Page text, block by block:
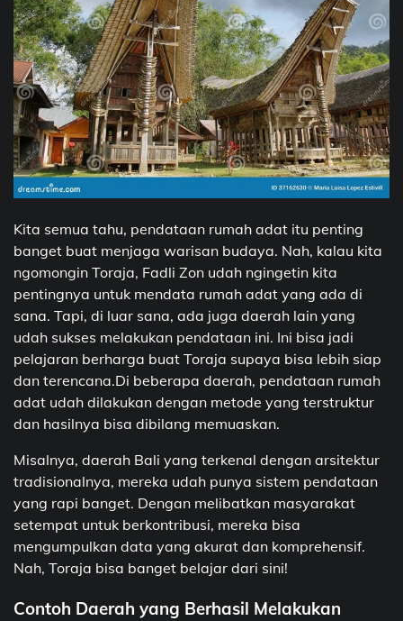
Kita semua tahu, pendataan rumah adat itu penting
banget buat menjaga warisan budaya. Nah, kalau kita
ngomongin Toraja, Fadli Zon udah ngingetin kita
pentingnya untuk mendata rumah adat yang ada di
sana. Tapi, di luar sana, ada juga daerah lain yang
udah sukses melakukan pendataan ini. Ini bisa jadi
pelajaran berharga buat Toraja supaya bisa lebih siap
dan terencana.Di beberapa daerah, pendataan rumah
adat udah dilakukan dengan metode yang terstruktur
dan hasilnya bisa dibilang memuaskan.
Misalnya, daerah Bali yang terkenal dengan arsitektur
tradisionalnya, mereka udah punya sistem pendataan
yang rapi banget. Dengan melibatkan masyarakat
setempat untuk berkontribusi, mereka bisa
mengumpulkan data yang akurat dan komprehensif.
Nah, Toraja bisa banget belajar dari sini!
Contoh Daerah yang Berhasil Melakukan